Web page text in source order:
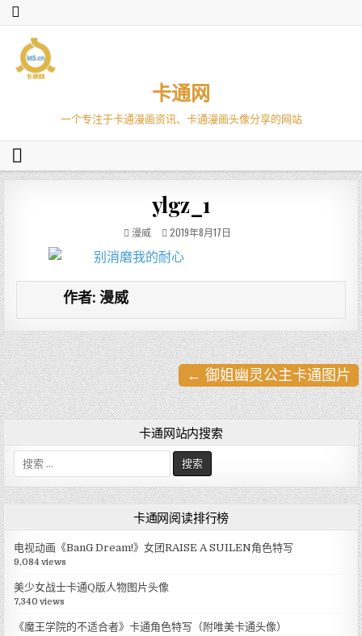
卡通网
一个专注于卡通漫画资讯、卡通漫画头像分享的网站
ylgz_1
漫威 2019年8月17日
作者: 漫威
文
章
航
← 御姐幽灵公主卡通图片
卡通网站内搜索
搜
索
:
卡通网阅读排行榜
电视动画《BanG Dream!》女团RAISE A SUILEN角色特写
9,084 views
美少女战士卡通Q版人物图片头像
7,340 views
《魔王学院的不适合者》卡通角色特写（附唯美卡通头像）